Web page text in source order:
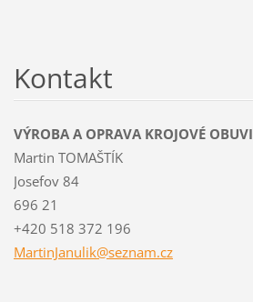
Kontakt
VÝROBA A OPRAVA KROJOVÉ OBUVI
Martin TOMAŠTÍK
Josefov 84
696 21
+420 518 372 196
MartinJanulik@seznam.cz